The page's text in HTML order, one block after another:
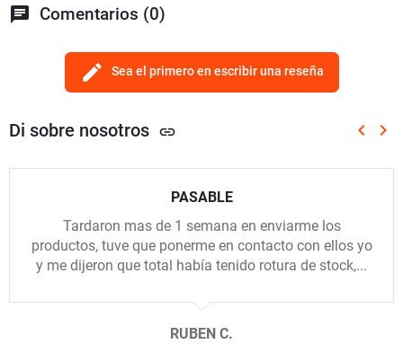
chat Comentarios (0)
edit Sea el primero en escribir una reseña
Di sobre nosotros link keyboard_arrow_left keyboard_arrow_right
PASABLE
Tardaron mas de 1 semana en enviarme los
productos, tuve que ponerme en contacto con ellos yo
y me dijeron que total había tenido rotura de stock,...
RUBEN C.